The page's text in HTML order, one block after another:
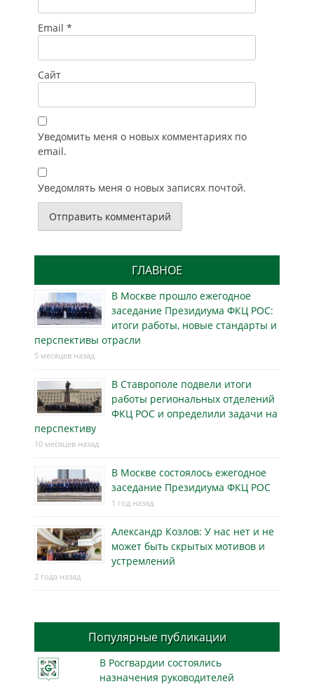
Email *
Сайт
Уведомить меня о новых комментариях по
email.
Уведомлять меня о новых записях почтой.
ГЛАВНОЕ
В Москве прошло ежегодное
заседание Президиума ФКЦ РОС:
итоги работы, новые стандарты и
перспективы отрасли
5 месяцев назад
В Ставрополе подвели итоги
работы региональных отделений
ФКЦ РОС и определили задачи на
перспективу
10 месяцев назад
В Москве состоялось ежегодное
заседание Президиума ФКЦ РОС
1 год назад
Александр Козлов: У нас нет и не
может быть скрытых мотивов и
устремлений
2 года назад
Популярные публикации
В Росгвардии состоялись
назначения руководителей